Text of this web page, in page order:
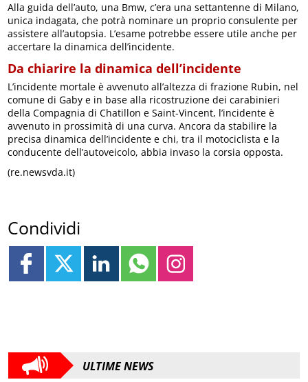
Alla guida dell’auto, una Bmw, c’era una settantenne di Milano,
unica indagata, che potrà nominare un proprio consulente per
assistere all’autopsia. L’esame potrebbe essere utile anche per
accertare la dinamica dell’incidente.
Da chiarire la dinamica dell’incidente
L’incidente mortale è avvenuto all’altezza di frazione Rubin, nel
comune di Gaby e in base alla ricostruzione dei carabinieri
della Compagnia di Chatillon e Saint-Vincent, l’incidente è
avvenuto in prossimità di una curva. Ancora da stabilire la
precisa dinamica dell’incidente e chi, tra il motociclista e la
conducente dell’autoveicolo, abbia invaso la corsia opposta.
(re.newsvda.it)
Condividi
ULTIME NEWS